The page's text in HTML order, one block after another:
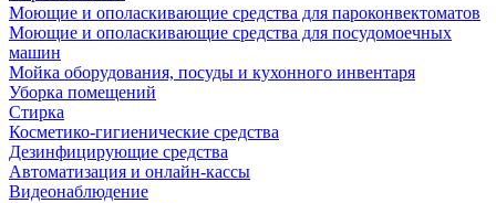
Моющие и ополаскивающие средства для пароконвектоматов
Моющие и ополаскивающие средства для посудомоечных
машин
Мойка оборудования, посуды и кухонного инвентаря
Уборка помещений
Стирка
Косметико-гигиенические средства
Дезинфицирующие средства
Автоматизация и онлайн-кассы
Видеонаблюдение